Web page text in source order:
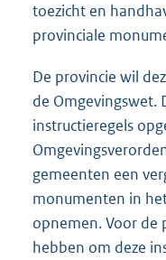
toezicht en
provinciale
De provincie wil
de Omgevingswet.
instructieregels
gemeenten een
monumenten in
opnemen. Voor de
hebben om deze